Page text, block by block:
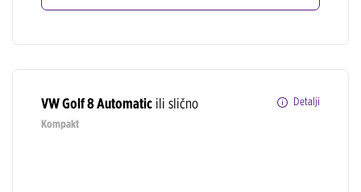
VW Golf 8 Automatic ili slično
Detalji
Kompakt